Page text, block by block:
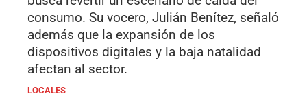
consumo. Su vocero, Julián Benítez, señaló
además que la expansión de los
dispositivos digitales y la baja natalidad
afectan al sector.
LOCALES